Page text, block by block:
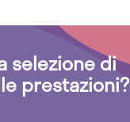
selezione di
prestazioni?